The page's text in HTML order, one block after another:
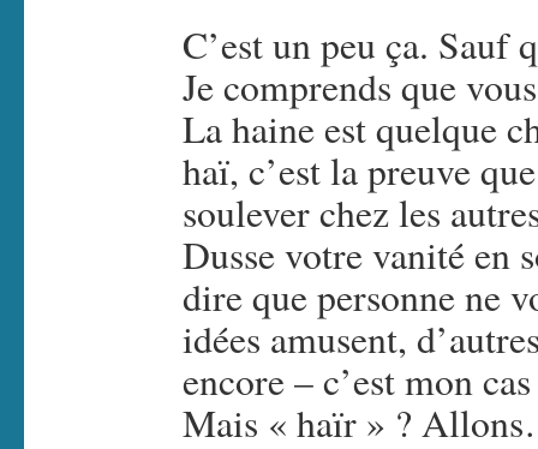
C’est un peu ça. Sauf
Je comprends que
La haine est quelque
haï, c’est la preuve
soulever chez les
Dusse votre vanité en
dire que personne ne
idées amusent,
encore – c’est mon
Mais « haïr » ?